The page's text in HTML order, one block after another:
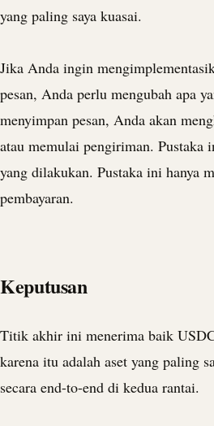
yang paling saya kuasai.
Jika Anda ingin
pesan, Anda perlu mengubah apa
menyimpan pesan, Anda akan
atau memulai pengiriman. Pustaka
yang dilakukan. Pustaka ini hanya
pembayaran.
Keputusan
Titik akhir ini menerima baik
karena itu adalah aset yang paling
secara end-to-end di kedua rantai.